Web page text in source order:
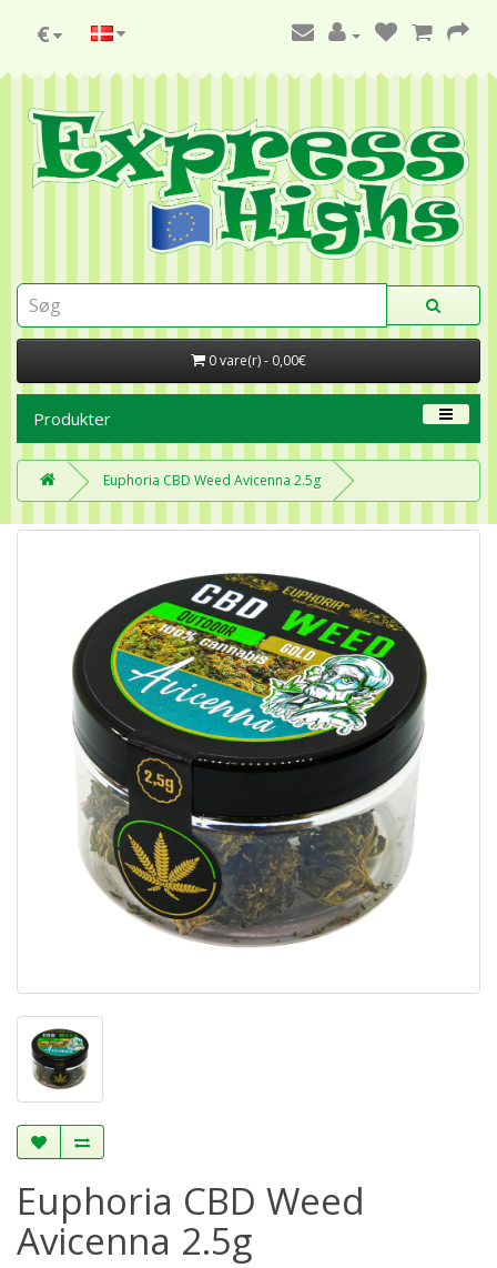
€
0 vare(r) - 0,00€
Produkter
Euphoria CBD Weed Avicenna 2.5g
Euphoria CBD Weed
Avicenna 2.5g